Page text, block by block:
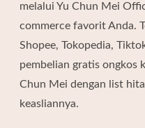
melalui Yu Chun Mei
commerce favorit Anda.
Shopee, Tokopedia,
pembelian gratis ongkos
Chun Mei dengan list
keasliannya.